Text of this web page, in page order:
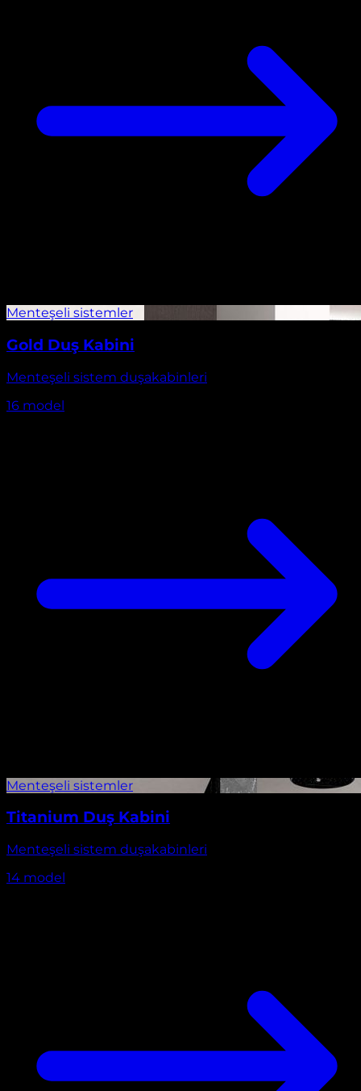
Gold Duş Kabini
Menteşeli sistem duşakabinleri
16 model
Titanium Duş Kabini
Menteşeli sistem duşakabinleri
14 model